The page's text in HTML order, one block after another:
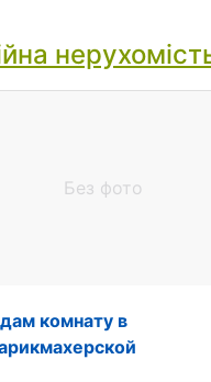
Без фото
комнату в